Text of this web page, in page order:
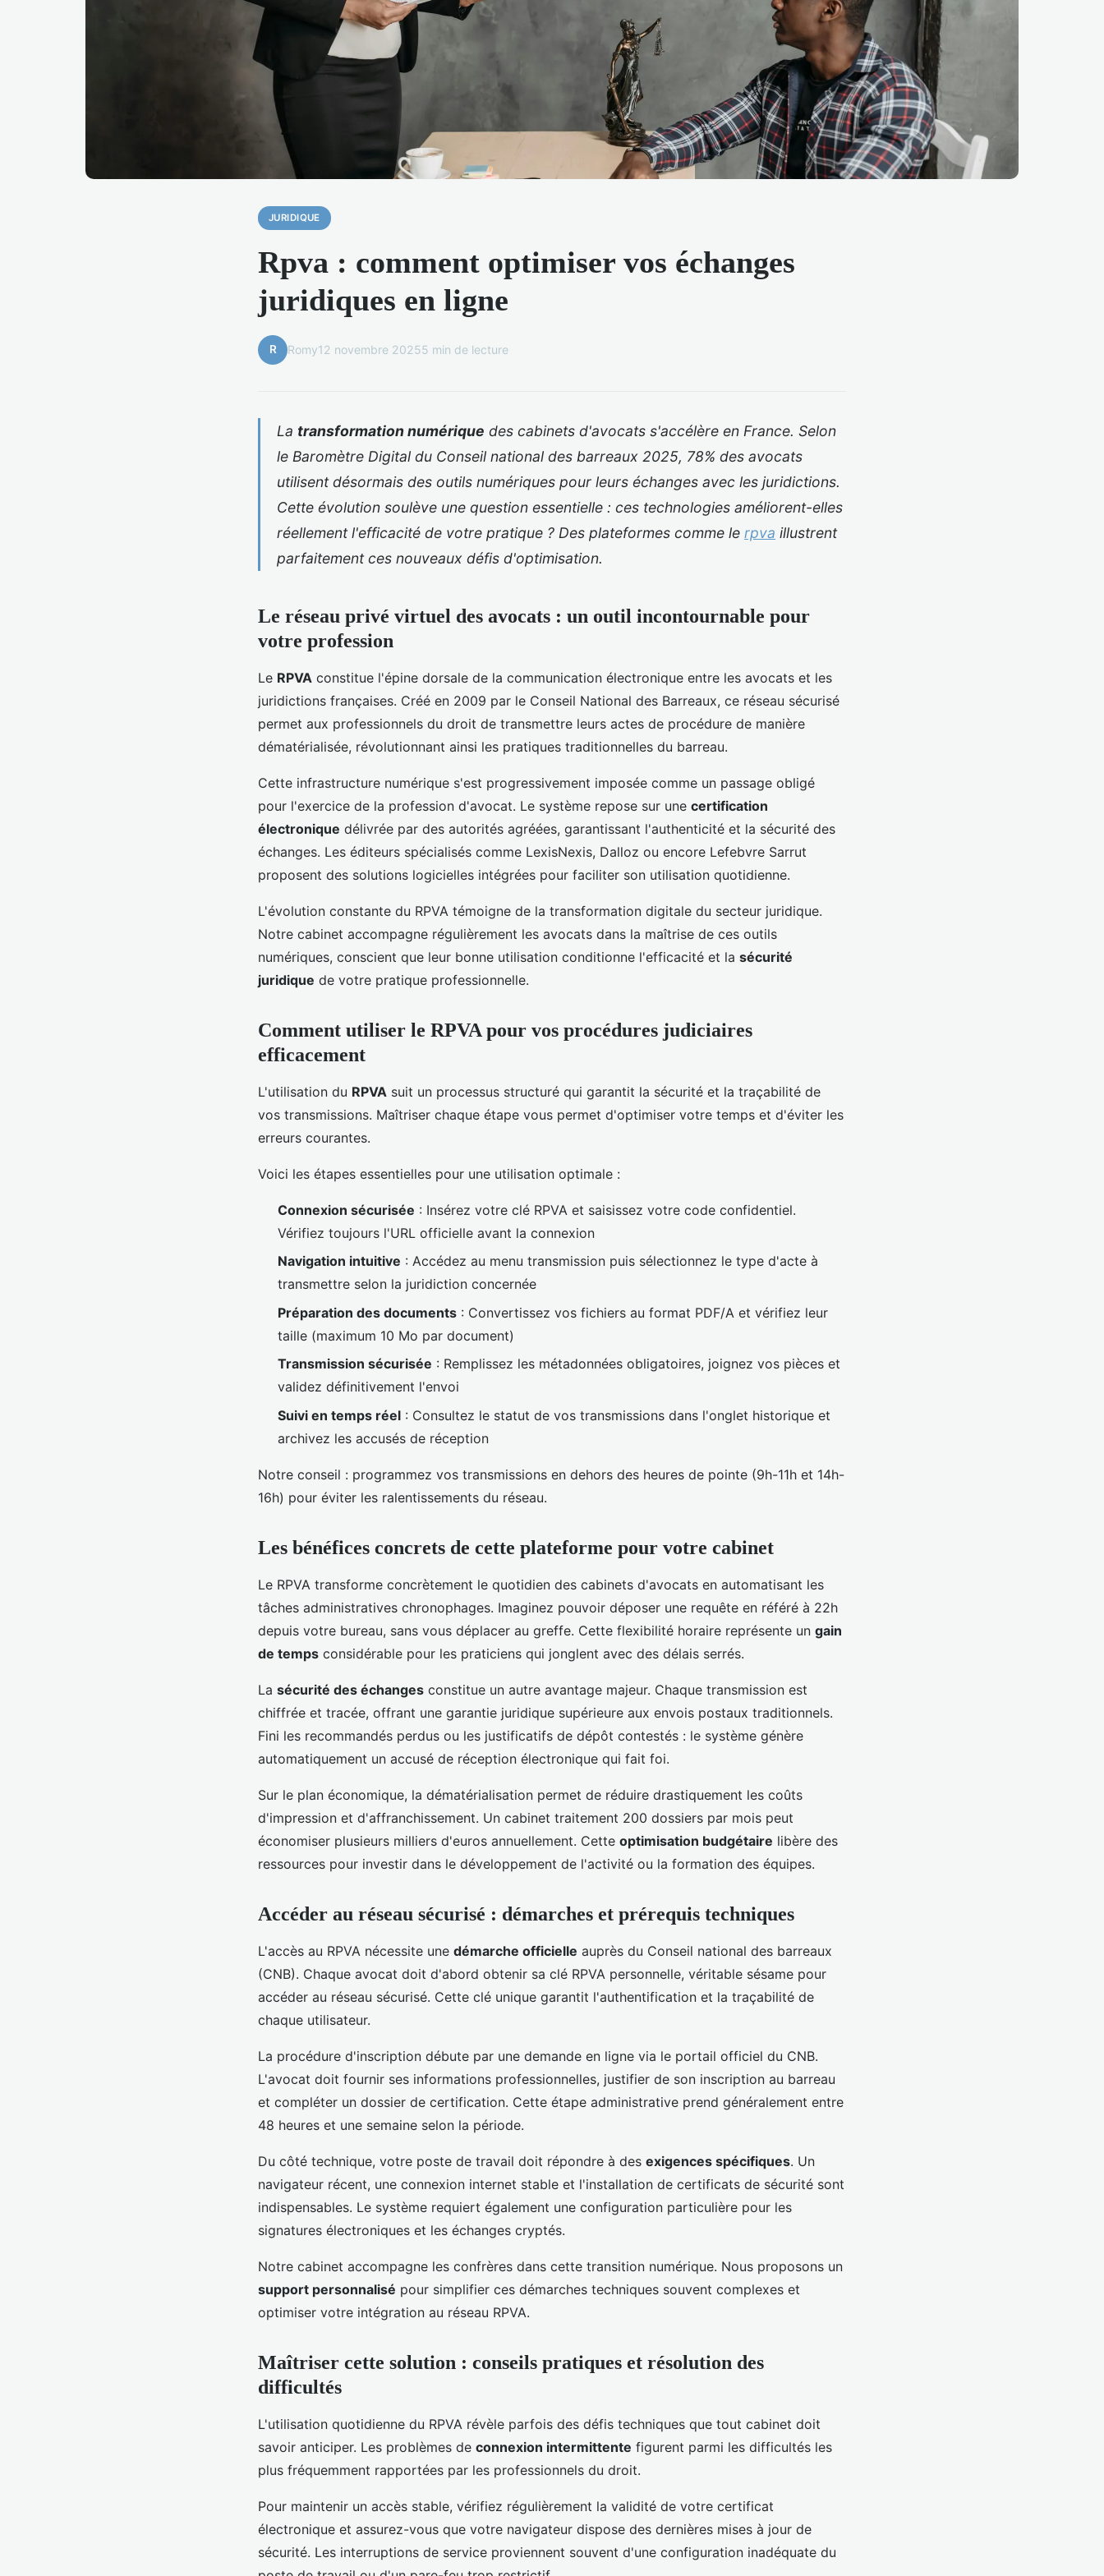
JURIDIQUE
Rpva : comment optimiser vos échanges
juridiques en ligne
R Romy12 novembre 20255 min de lecture
La transformation numérique des cabinets d'avocats s'accélère en France. Selon
le Baromètre Digital du Conseil national des barreaux 2025, 78% des avocats
utilisent désormais des outils numériques pour leurs échanges avec les juridictions.
Cette évolution soulève une question essentielle : ces technologies améliorent-elles
réellement l'efficacité de votre pratique ? Des plateformes comme le rpva illustrent
parfaitement ces nouveaux défis d'optimisation.
Le réseau privé virtuel des avocats : un outil incontournable pour
votre profession
Le RPVA constitue l'épine dorsale de la communication électronique entre les avocats et les
juridictions françaises. Créé en 2009 par le Conseil National des Barreaux, ce réseau sécurisé
permet aux professionnels du droit de transmettre leurs actes de procédure de manière
dématérialisée, révolutionnant ainsi les pratiques traditionnelles du barreau.
Cette infrastructure numérique s'est progressivement imposée comme un passage obligé
pour l'exercice de la profession d'avocat. Le système repose sur une certification
électronique délivrée par des autorités agréées, garantissant l'authenticité et la sécurité des
échanges. Les éditeurs spécialisés comme LexisNexis, Dalloz ou encore Lefebvre Sarrut
proposent des solutions logicielles intégrées pour faciliter son utilisation quotidienne.
L'évolution constante du RPVA témoigne de la transformation digitale du secteur juridique.
Notre cabinet accompagne régulièrement les avocats dans la maîtrise de ces outils
numériques, conscient que leur bonne utilisation conditionne l'efficacité et la sécurité
juridique de votre pratique professionnelle.
Comment utiliser le RPVA pour vos procédures judiciaires
efficacement
L'utilisation du RPVA suit un processus structuré qui garantit la sécurité et la traçabilité de
vos transmissions. Maîtriser chaque étape vous permet d'optimiser votre temps et d'éviter les
erreurs courantes.
Voici les étapes essentielles pour une utilisation optimale :
Connexion sécurisée : Insérez votre clé RPVA et saisissez votre code confidentiel.
Vérifiez toujours l'URL officielle avant la connexion
Navigation intuitive : Accédez au menu transmission puis sélectionnez le type d'acte à
transmettre selon la juridiction concernée
Préparation des documents : Convertissez vos fichiers au format PDF/A et vérifiez leur
taille (maximum 10 Mo par document)
Transmission sécurisée : Remplissez les métadonnées obligatoires, joignez vos pièces et
validez définitivement l'envoi
Suivi en temps réel : Consultez le statut de vos transmissions dans l'onglet historique et
archivez les accusés de réception
Notre conseil : programmez vos transmissions en dehors des heures de pointe (9h-11h et 14h-
16h) pour éviter les ralentissements du réseau.
Les bénéfices concrets de cette plateforme pour votre cabinet
Le RPVA transforme concrètement le quotidien des cabinets d'avocats en automatisant les
tâches administratives chronophages. Imaginez pouvoir déposer une requête en référé à 22h
depuis votre bureau, sans vous déplacer au greffe. Cette flexibilité horaire représente un gain
de temps considérable pour les praticiens qui jonglent avec des délais serrés.
La sécurité des échanges constitue un autre avantage majeur. Chaque transmission est
chiffrée et tracée, offrant une garantie juridique supérieure aux envois postaux traditionnels.
Fini les recommandés perdus ou les justificatifs de dépôt contestés : le système génère
automatiquement un accusé de réception électronique qui fait foi.
Sur le plan économique, la dématérialisation permet de réduire drastiquement les coûts
d'impression et d'affranchissement. Un cabinet traitement 200 dossiers par mois peut
économiser plusieurs milliers d'euros annuellement. Cette optimisation budgétaire libère des
ressources pour investir dans le développement de l'activité ou la formation des équipes.
Accéder au réseau sécurisé : démarches et prérequis techniques
L'accès au RPVA nécessite une démarche officielle auprès du Conseil national des barreaux
(CNB). Chaque avocat doit d'abord obtenir sa clé RPVA personnelle, véritable sésame pour
accéder au réseau sécurisé. Cette clé unique garantit l'authentification et la traçabilité de
chaque utilisateur.
La procédure d'inscription débute par une demande en ligne via le portail officiel du CNB.
L'avocat doit fournir ses informations professionnelles, justifier de son inscription au barreau
et compléter un dossier de certification. Cette étape administrative prend généralement entre
48 heures et une semaine selon la période.
Du côté technique, votre poste de travail doit répondre à des exigences spécifiques. Un
navigateur récent, une connexion internet stable et l'installation de certificats de sécurité sont
indispensables. Le système requiert également une configuration particulière pour les
signatures électroniques et les échanges cryptés.
Notre cabinet accompagne les confrères dans cette transition numérique. Nous proposons un
support personnalisé pour simplifier ces démarches techniques souvent complexes et
optimiser votre intégration au réseau RPVA.
Maîtriser cette solution : conseils pratiques et résolution des
difficultés
L'utilisation quotidienne du RPVA révèle parfois des défis techniques que tout cabinet doit
savoir anticiper. Les problèmes de connexion intermittente figurent parmi les difficultés les
plus fréquemment rapportées par les professionnels du droit.
Pour maintenir un accès stable, vérifiez régulièrement la validité de votre certificat
électronique et assurez-vous que votre navigateur dispose des dernières mises à jour de
sécurité. Les interruptions de service proviennent souvent d'une configuration inadéquate du